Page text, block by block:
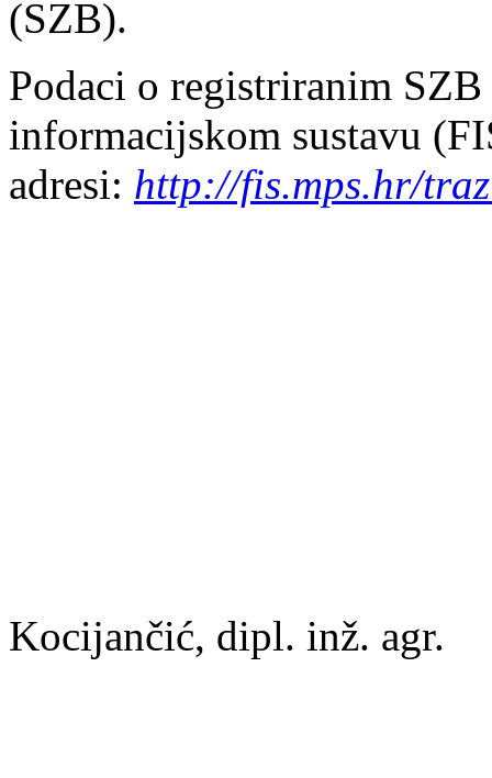
(SZB).
Podaci o registriranim
informacijskom sustavu
adresi: http://fis.mps.hr/
Kocijančić, dipl. inž. agr.